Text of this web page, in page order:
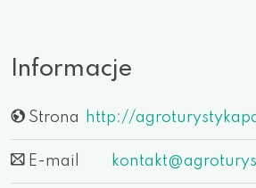
Informacje
Strona http://
E-mail